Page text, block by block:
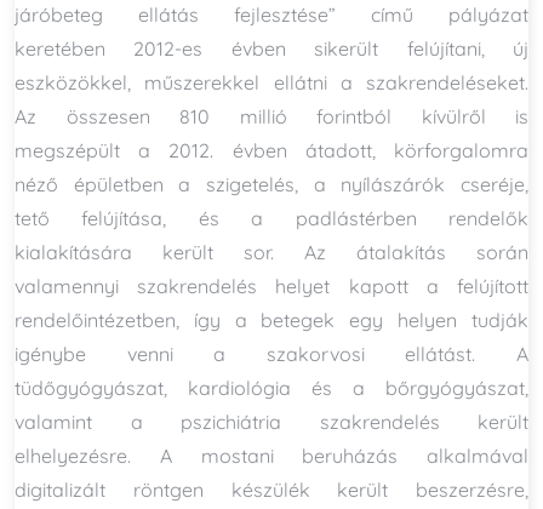
járóbeteg ellátás fejlesztése” című pályázat
keretében 2012-es évben sikerült felújítani, új
eszközökkel, műszerekkel ellátni a szakrendeléseket.
Az összesen 810 millió forintból kívülről is
megszépült a 2012. évben átadott, körforgalomra
néző épületben a szigetelés, a nyílászárók cseréje,
tető felújítása, és a padlástérben rendelők
kialakítására került sor. Az átalakítás során
valamennyi szakrendelés helyet kapott a felújított
rendelőintézetben, így a betegek egy helyen tudják
igénybe venni a szakorvosi ellátást. A
tüdőgyógyászat, kardiológia és a bőrgyógyászat,
valamint a pszichiátria szakrendelés került
elhelyezésre. A mostani beruházás alkalmával
digitalizált röntgen készülék került beszerzésre,